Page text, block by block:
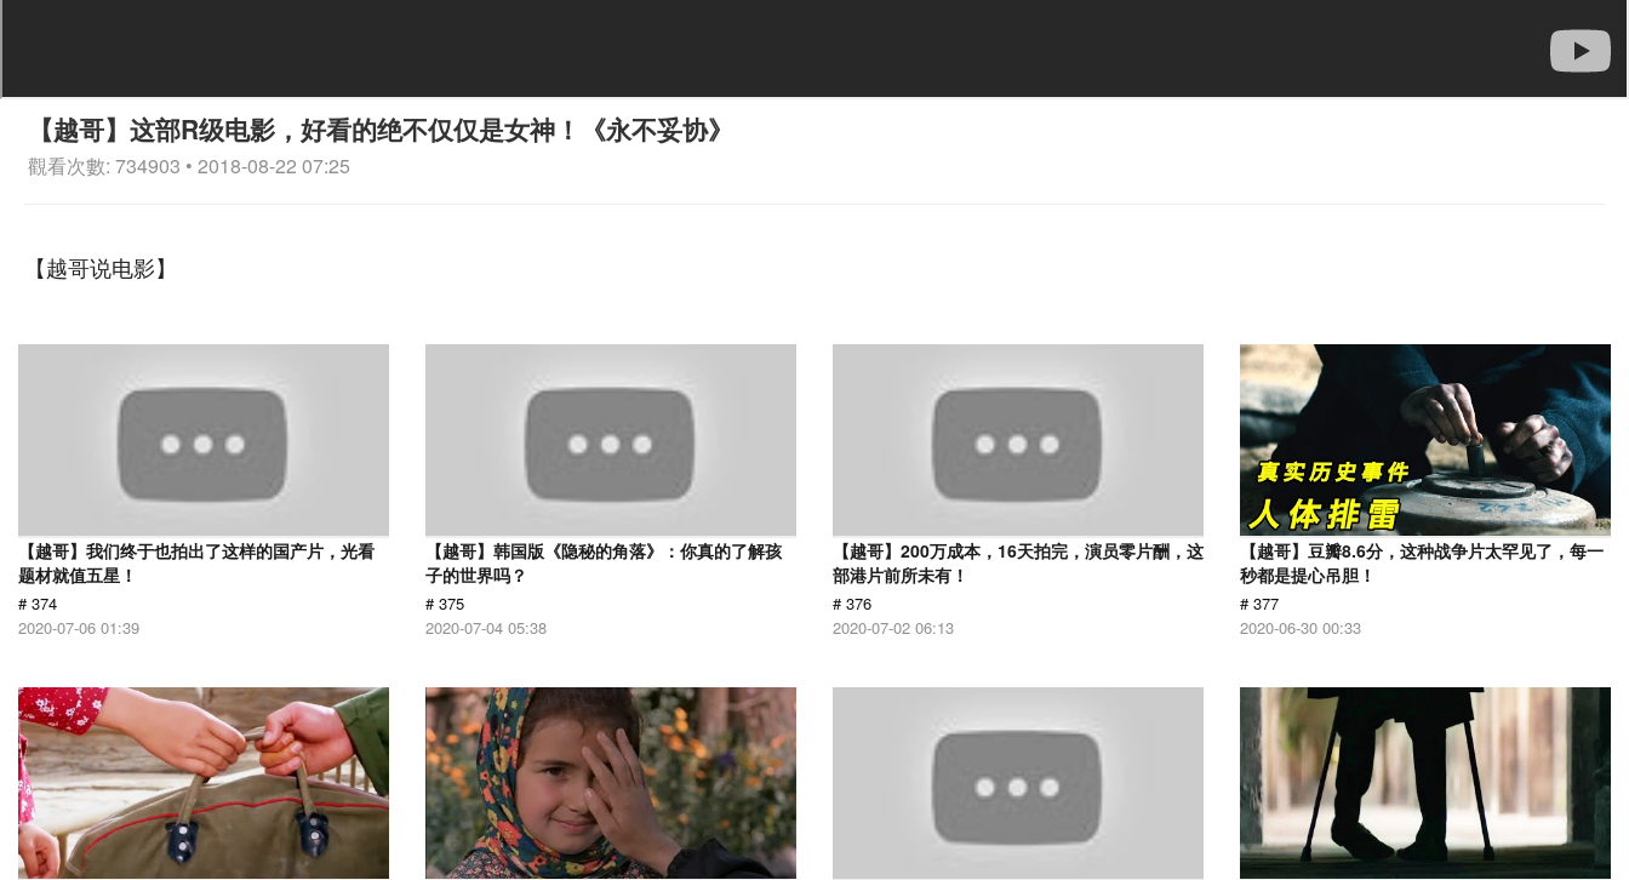
【越哥】这部R级电影，好看的绝不仅仅是女神！《永不妥协》
觀看次數: 734903 • 2018-08-22 07:25
【越哥说电影】
【越哥】我们终于也拍出了这样的国产片，光看
题材就值五星！
# 374
2020-07-06 01:39
【越哥】韩国版《隐秘的角落》：你真的了解孩
子的世界吗？
# 375
2020-07-04 05:38
【越哥】200万成本，16天拍完，演员零片酬，这
部港片前所未有！
# 376
2020-07-02 06:13
【越哥】豆瓣8.6分，这种战争片太罕见了，每一
秒都是提心吊胆！
# 377
2020-06-30 00:33